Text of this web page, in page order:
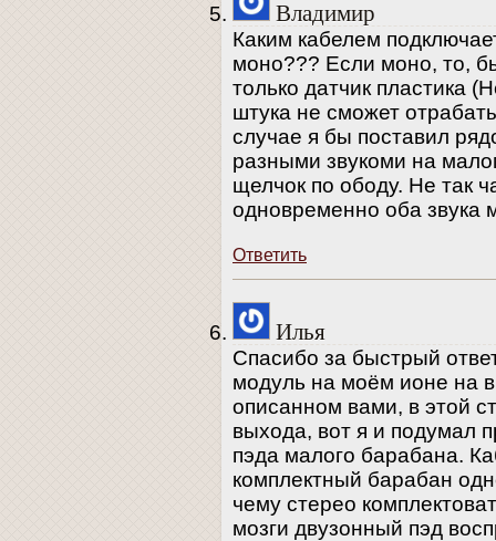
Владимир
Каким кабелем
моно??? Если моно, то,
только датчик пластика
штука не сможет
случае я бы поставил
разными звукоми на
щелчок по ободу. Не так
одновременно оба звука
Ответить
Илья
Спасибо за быстрый
модуль на моём ионе на
описанном вами, в этой
выхода, вот я и подумал
пэда малого барабана.
комплектный барабан
чему стерео
мозги двузонный пэд